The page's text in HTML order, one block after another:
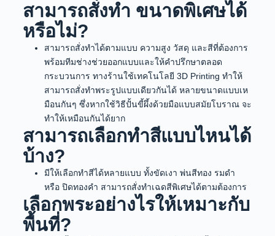
สามารถสั่งทำ ขนาดพิเศษได้
หรือไม่?
สามารถสั่งทำได้ตามแบบ ความสูง วัสดุ และสีที่ต้องการ
พร้อมทีมช่างช่วยออกแบบและให้คำปรึกษาตลอด
กระบวนการ ทางร้านใช้เทคโนโลยี 3D Printing ทำให้
สามารถสั่งทำพระรูปแบบเดียวกันได้ หลายขนาดแบบเห
มือนกันๆ ซึ่งหากใช้วิธีปั้นขี้ผึ้งด้วยมือแบบสมัยโบราณ จะ
ทำให้เหมือนกันได้ยาก
สามารถเลือกทำสีแบบไหนได้
บ้าง?
มีให้เลือกทำสีได้หลายแบบ ทั้งขัดเงา พ่นสีทอง รมดำ
หรือ ปิดทองคำ สามารถสั่งทำเฉดสีพิเศษได้ตามต้องการ
เลือกพระอย่างไรให้เหมาะกับ
พื้นที่?